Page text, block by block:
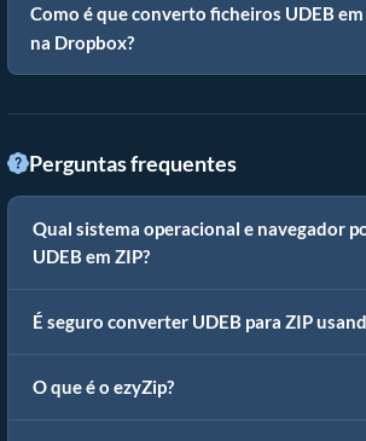
Como é que converto ficheiros UDEB
na Dropbox?
Perguntas frequentes
Qual sistema operacional e navegador
UDEB em ZIP?
É seguro converter UDEB para ZIP
O que é o ezyZip?